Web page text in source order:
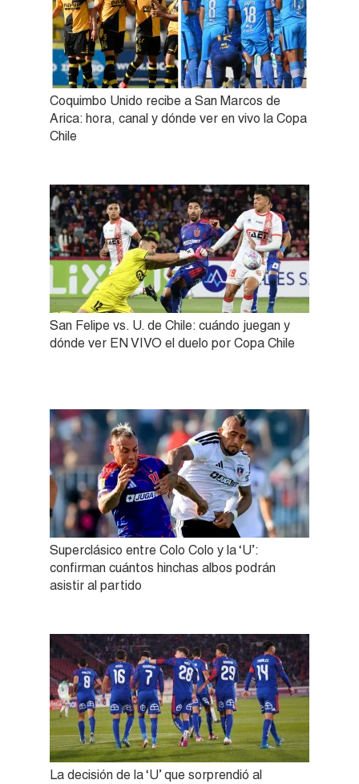
Coquimbo Unido recibe a San Marcos de
Arica: hora, canal y dónde ver en vivo la Copa
Chile
San Felipe vs. U. de Chile: cuándo juegan y
dónde ver EN VIVO el duelo por Copa Chile
Superclásico entre Colo Colo y la ‘U’:
confirman cuántos hinchas albos podrán
asistir al partido
La decisión de la ‘U’ que sorprendió al